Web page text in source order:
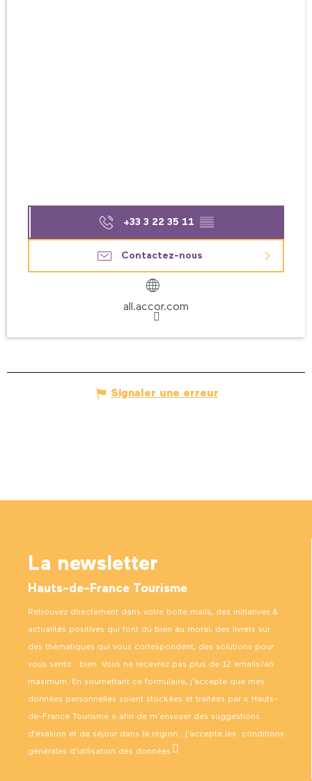
+33 3 22 35 11 ▒▒
Contactez-nous
all.accor.com
Signaler une erreur
La newsletter
Hauts-de-France Tourisme
Retrouvez directement dans votre boîte mails, des initiatives &
actualités positives qui font du bien au moral, des livrets sur
des thématiques qui vous correspondent, des solutions pour
vous sentir… bien. Vous ne recevrez pas plus de 12 emails/an
maximum. En soumettant ce formulaire, j’accepte que mes
données personnelles soient stockées et traitées par « Hauts-
de-France Tourisme » afin de m’envoyer des suggestions
d’évasion et de séjour dans la région ; j’accepte les conditions
générales d’utilisation des données .